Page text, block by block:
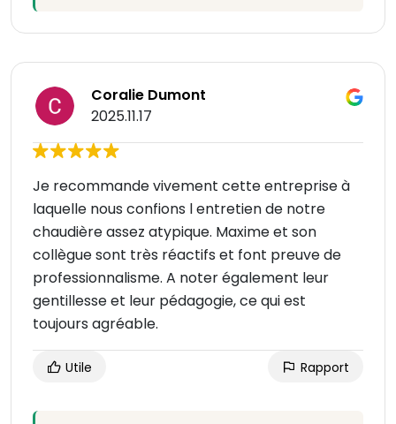
Coralie Dumont
2025.11.17
Je recommande vivement cette entreprise à
laquelle nous confions l entretien de notre
chaudière assez atypique. Maxime et son
collègue sont très réactifs et font preuve de
professionnalisme. A noter également leur
gentillesse et leur pédagogie, ce qui est
toujours agréable.
Utile Rapport